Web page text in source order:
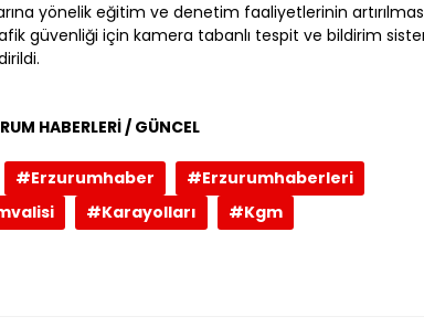
yönelik eğitim ve denetim faaliyetlerinin
güvenliği için kamera tabanlı tespit ve bildirim
HABERLERİ / GÜNCEL
#Erzurumhaber
#Erzurumhaberleri
#Karayolları #Kgm